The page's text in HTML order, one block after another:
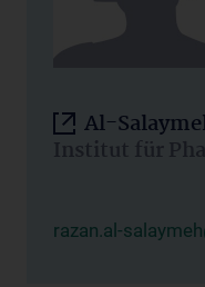
Al-
Institut für
razan.al-